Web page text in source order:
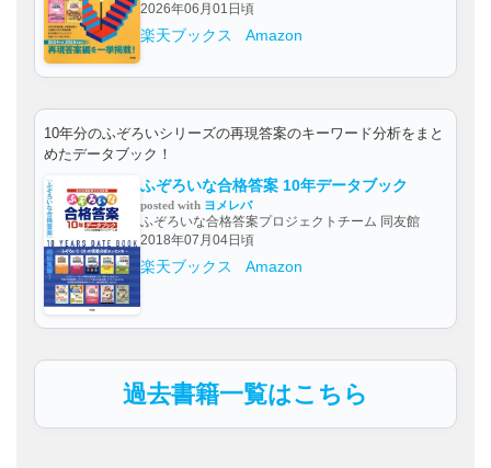
2026年06月01日頃
楽天ブックス Amazon
10年分のふぞろいシリーズの再現答案のキーワード分析をまと
めたデータブック！
ふぞろいな合格答案 10年データブック
posted with ヨメレバ
ふぞろいな合格答案プロジェクトチーム 同友館
2018年07月04日頃
楽天ブックス Amazon
過去書籍一覧はこちら